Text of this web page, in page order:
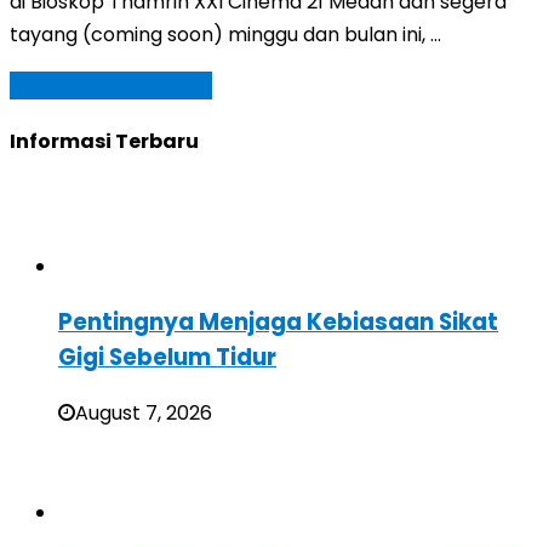
tayang (coming soon) minggu dan bulan ini, …
Informasi Terbaru
Pentingnya Menjaga Kebiasaan Sikat
Gigi Sebelum Tidur
August 7, 2026